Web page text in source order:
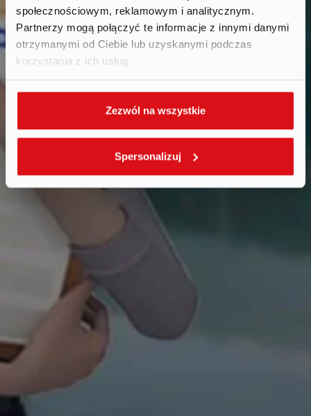
społecznościowym, reklamowym i analitycznym.
Partnerzy mogą połączyć te informacje z innymi danymi
otrzymanymi od Ciebie lub uzyskanymi podczas
korzystania z ich usług.
Zezwól na wszystkie
Spersonalizuj